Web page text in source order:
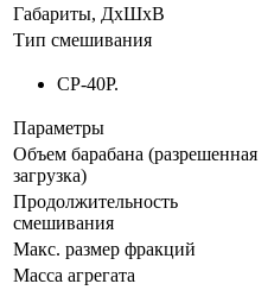
Габариты, ДхШхВ
Тип смешивания
СР-40Р.
Параметры
Объем барабана (разрешенная
загрузка)
Продолжительность
смешивания
Макс. размер фракций
Масса агрегата